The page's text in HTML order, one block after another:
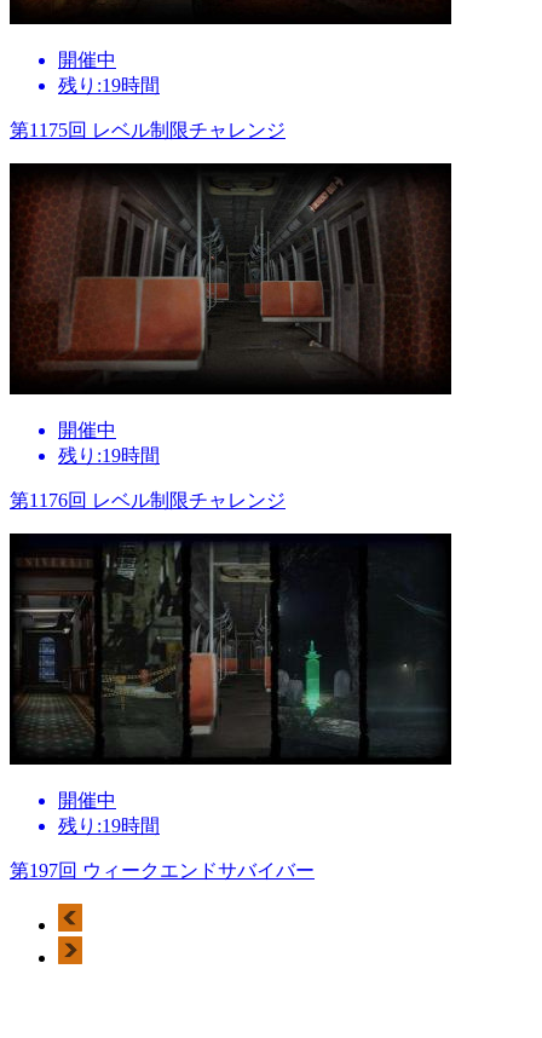
開催中
残り:19時間
第1175回 レベル制限チャレンジ
開催中
残り:19時間
第1176回 レベル制限チャレンジ
開催中
残り:19時間
第197回 ウィークエンドサバイバー